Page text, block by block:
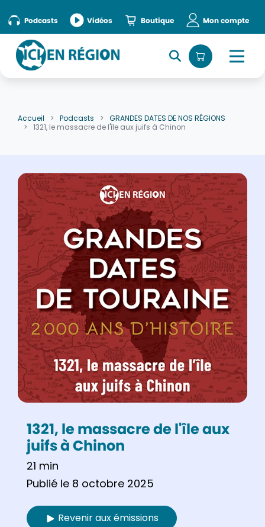
Podcasts Vidéos Boutique Mon compte
Accueil»episode
Accueil Podcasts
GRANDES DATES DE NOS RÉGIONS
1321, le massacre de l'île aux juifs à Chinon
1321, le massacre de l'île aux
juifs à Chinon
21 min
Publié le 8 octobre 2025
Revenir aux émissions